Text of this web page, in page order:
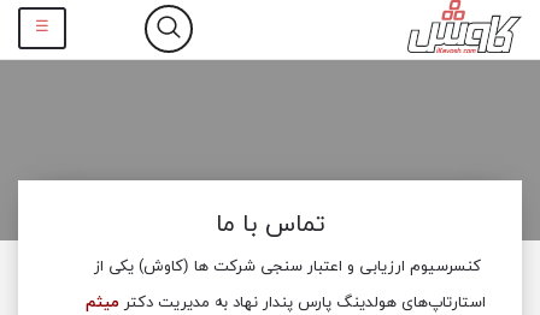
☰
تماس با ما
کنسرسیوم ارزیابی و اعتبار سنجی شرکت ها (کاوش) یکی از
استارتاپ‌های هولدینگ پارس پندار نهاد به مدیریت دکتر میثم